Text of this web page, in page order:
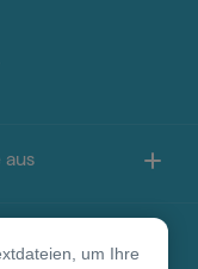
aus
um Ihre